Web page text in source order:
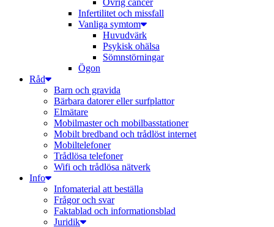
Övrig cancer
Infertilitet och missfall
Vanliga symtom
Huvudvärk
Psykisk ohälsa
Sömnstörningar
Ögon
Råd
Barn och gravida
Bärbara datorer eller surfplattor
Elmätare
Mobilmaster och mobilbasstationer
Mobilt bredband och trådlöst internet
Mobiltelefoner
Trådlösa telefoner
Wifi och trådlösa nätverk
Info
Infomaterial att beställa
Frågor och svar
Faktablad och informationsblad
Juridik